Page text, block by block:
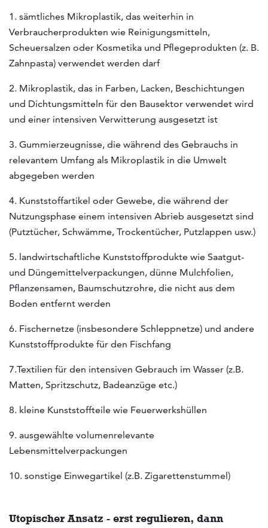
1. sämtliches Mikroplastik, das weiterhin in
Verbraucherprodukten wie Reinigungsmitteln,
Scheuersalzen oder Kosmetika und Pflegeprodukten (z. B.
Zahnpasta) verwendet werden darf
2. Mikroplastik, das in Farben, Lacken, Beschichtungen
und Dichtungsmitteln für den Bausektor verwendet wird
und einer intensiven Verwitterung ausgesetzt ist
3. Gummierzeugnisse, die während des Gebrauchs in
relevantem Umfang als Mikroplastik in die Umwelt
abgegeben werden
4. Kunststoffartikel oder Gewebe, die während der
Nutzungsphase einem intensiven Abrieb ausgesetzt sind
(Putztücher, Schwämme, Trockentücher, Putzlappen usw.)
5. landwirtschaftliche Kunststoffprodukte wie Saatgut-
und Düngemittelverpackungen, dünne Mulchfolien,
Pflanzensamen, Baumschutzrohre, die nicht aus dem
Boden entfernt werden
6. Fischernetze (insbesondere Schleppnetze) und andere
Kunststoffprodukte für den Fischfang
7.Textilien für den intensiven Gebrauch im Wasser (z.B.
Matten, Spritzschutz, Badeanzüge etc.)
8. kleine Kunststoffteile wie Feuerwerkshüllen
9. ausgewählte volumenrelevante
Lebensmittelverpackungen
10. sonstige Einwegartikel (z.B. Zigarettenstummel)
Utopischer Ansatz - erst regulieren, dann